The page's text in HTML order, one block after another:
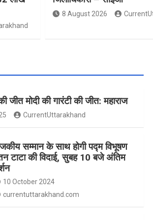
8 August 2026
जीत मोदी की गारंटी की जीत: महाराज
CurrentUttarakhand
सम्मान के साथ होगी पद्म विभूषण
टाटा की विदाई, सुबह 10 बजे अंतिम
10 October 2024
currentuttarakhand.com